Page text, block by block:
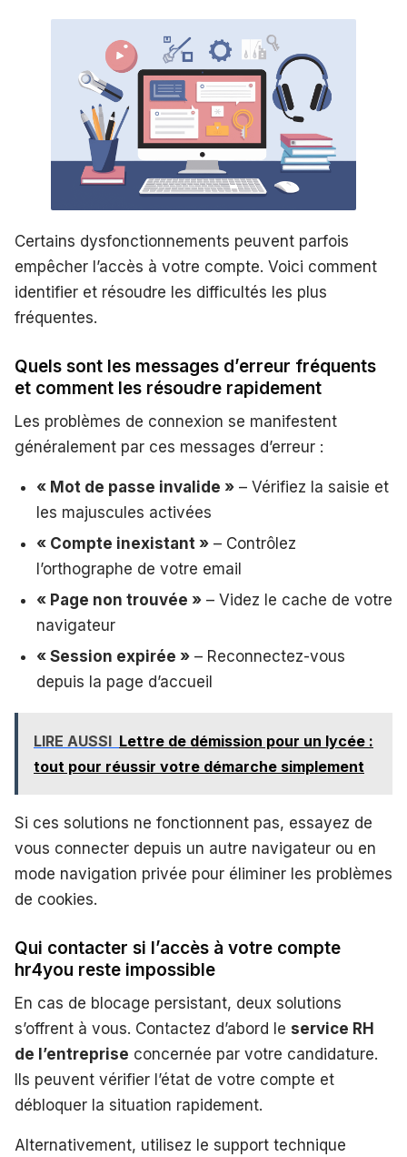
Certains dysfonctionnements peuvent parfois
empêcher l’accès à votre compte. Voici comment
identifier et résoudre les difficultés les plus
fréquentes.
Quels sont les messages d’erreur fréquents
et comment les résoudre rapidement
Les problèmes de connexion se manifestent
généralement par ces messages d’erreur :
« Mot de passe invalide » – Vérifiez la saisie et
les majuscules activées
« Compte inexistant » – Contrôlez
l’orthographe de votre email
« Page non trouvée » – Videz le cache de votre
navigateur
« Session expirée » – Reconnectez-vous
depuis la page d’accueil
LIRE AUSSI Lettre de démission pour un lycée :
tout pour réussir votre démarche simplement
Si ces solutions ne fonctionnent pas, essayez de
vous connecter depuis un autre navigateur ou en
mode navigation privée pour éliminer les problèmes
de cookies.
Qui contacter si l’accès à votre compte
hr4you reste impossible
En cas de blocage persistant, deux solutions
s’offrent à vous. Contactez d’abord le service RH
de l’entreprise concernée par votre candidature.
Ils peuvent vérifier l’état de votre compte et
débloquer la situation rapidement.
Alternativement, utilisez le support technique